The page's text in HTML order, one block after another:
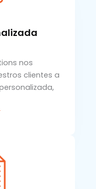
nos
clientes a